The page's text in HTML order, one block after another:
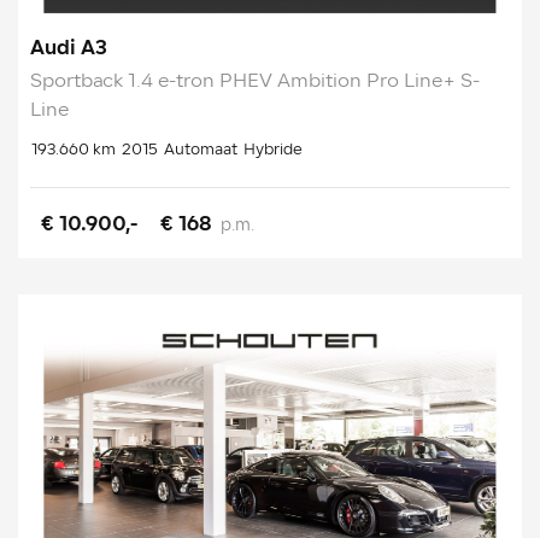
Audi A3
Sportback 1.4 e-tron PHEV Ambition Pro Line+ S-
Line
193.660 km 2015 Automaat Hybride
€ 10.900,- € 168 p.m.